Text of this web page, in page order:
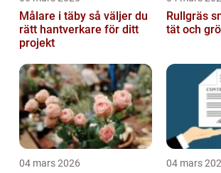
Målare i täby så väljer du
rätt hantverkare för ditt
projekt
Rullgräs snabb väg till en
tät och
04 mars 2026 04 mars